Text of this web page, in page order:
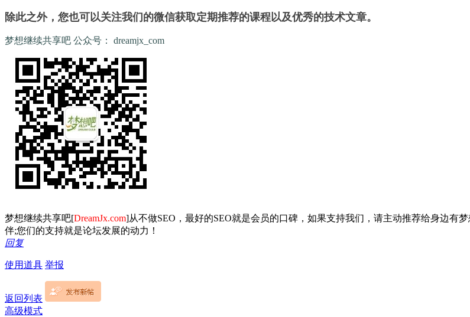
除此之外，您也可以关注我们的微信获取定期推荐的课程以及优秀的技术文章。
梦想继续共享吧 公众号： dreamjx_com
梦想继续共享吧[DreamJx.com]从不做SEO，最好的SEO就是会员的口碑，如果支持我们，请主动推荐给身边有
伴;您们的支持就是论坛发展的动力！
回复
使用道具 举报
返回列表
高级模式